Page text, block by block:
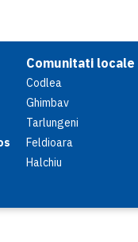
Comunitati locale
Codlea
Ghimbav
Tarlungeni
Feldioara
Halchiu